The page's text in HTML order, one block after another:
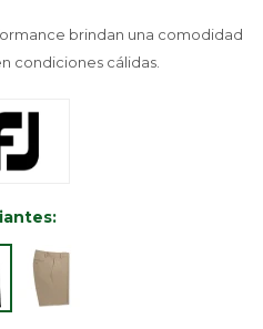
brindan una comodidad
condiciones cálidas.